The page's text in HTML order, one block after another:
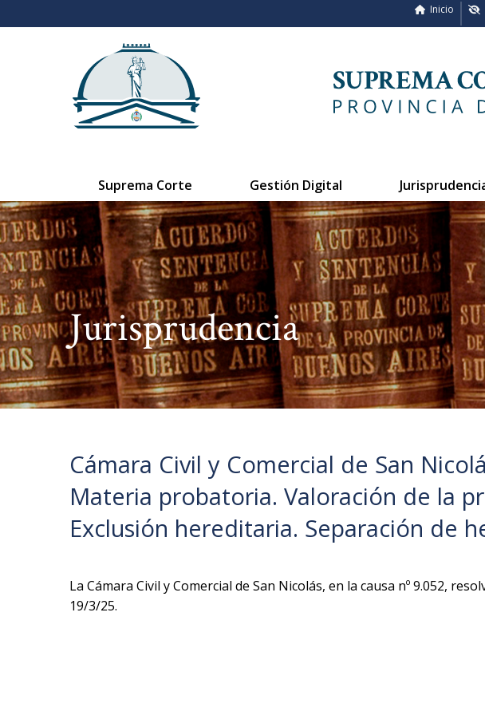
Inicio
Suprema Corte Gestión Digital
Jurisprudencia
Cámara Civil y Comercial de San
Materia probatoria. Valoración de la
Exclusión hereditaria. Separación de
La Cámara Civil y Comercial de San Nicolás, en la causa nº 9.052,
19/3/25.